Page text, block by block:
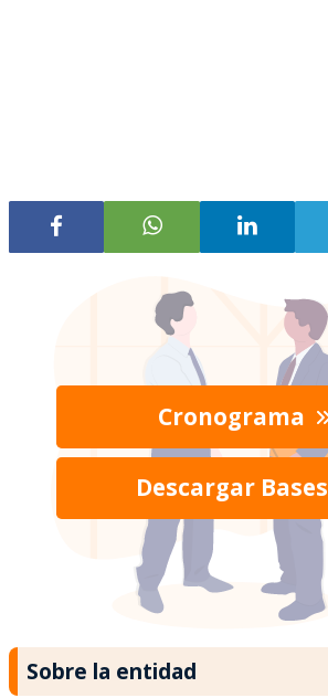
Cronograma
Descargar Bases
Sobre la entidad